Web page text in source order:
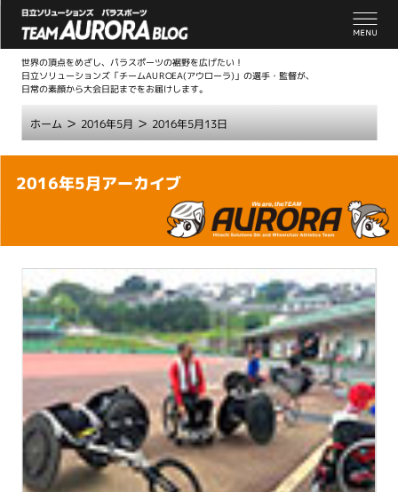
世界の頂点をめざし、パラスポーツの裾野を広げたい！
日立ソリューションズ「チームAUROEA(アウローラ)」の選手・監督が、
日常の素顔から大会日記までをお届けします。
ホーム > 2016年5月 > 2016年5月13日
本
2016年5月アーカイブ